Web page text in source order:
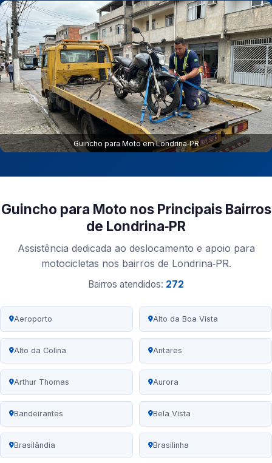
Guincho para Moto em Londrina‑PR
Guincho para Moto nos Principais Bairros
de Londrina‑PR
Assistência dedicada ao deslocamento e apoio para
motocicletas nos bairros de Londrina‑PR.
Bairros atendidos: 272
Aeroporto Alto da Boa Vista
Alto da Colina Antares
Arthur Thomas Aurora
Bandeirantes Bela Vista
Brasilândia Brasilinha